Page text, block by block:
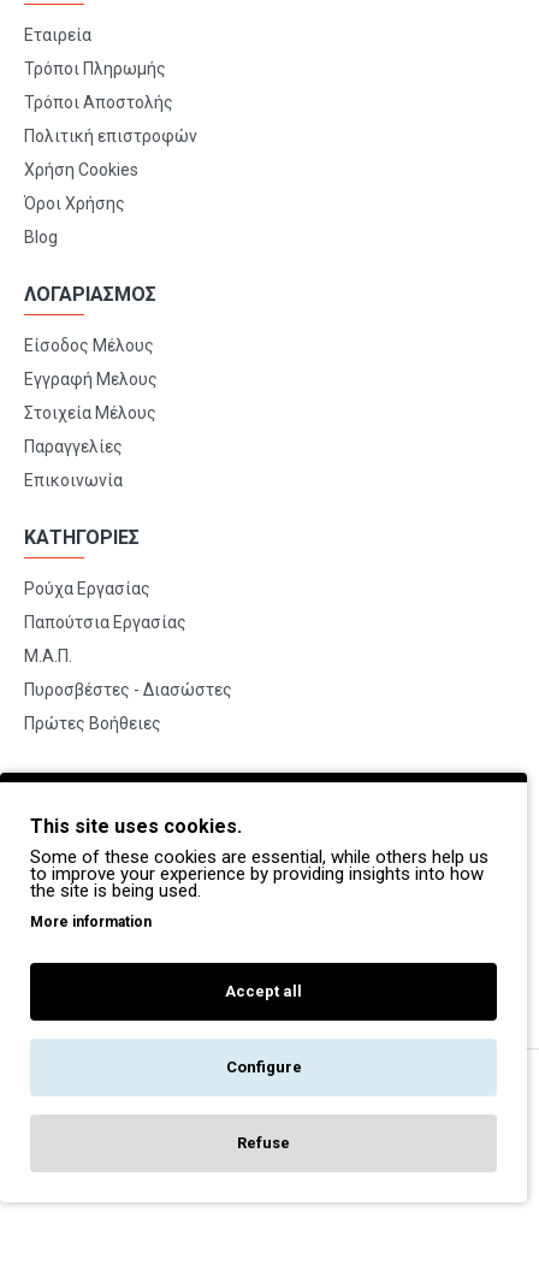
Εταιρεία
Τρόποι Πληρωμής
Τρόποι Αποστολής
Πολιτική επιστροφών
Χρήση Cookies
Όροι Χρήσης
Blog
ΛΟΓΑΡΙΑΣΜΟΣ
Είσοδος Μέλους
Εγγραφή Μελους
Στοιχεία Μέλους
Παραγγελίες
Επικοινωνία
ΚΑΤΗΓΟΡΙΕΣ
Ρούχα Εργασίας
Παπούτσια Εργασίας
Μ.Α.Π.
Πυροσβέστες - Διασώστες
Πρώτες Βοήθειες
BRANDS
Payper
Dike
Coverguard
Portwest
Exena
This site uses cookies.
Some of these cookies are essential, while others help us
to improve your experience by providing insights into how
the site is being used.
More information
Accept all
Configure
Refuse